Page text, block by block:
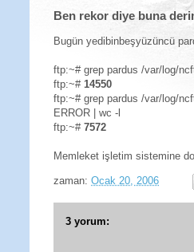
Ben rekor diye buna
Bugün yedibinbeşyüzüncü
ftp:~# grep pardus /var/log/
ftp:~# 14550
ftp:~# grep pardus /var/log/
ERROR | wc -l
ftp:~# 7572
Memleket işletim sistemine
zaman: Ocak 20, 2006
3 yorum: